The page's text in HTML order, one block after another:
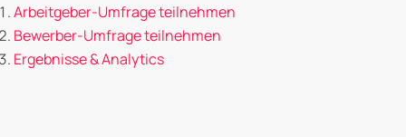
Arbeitgeber-Umfrage teilnehmen
Bewerber-Umfrage teilnehmen
Ergebnisse & Analytics